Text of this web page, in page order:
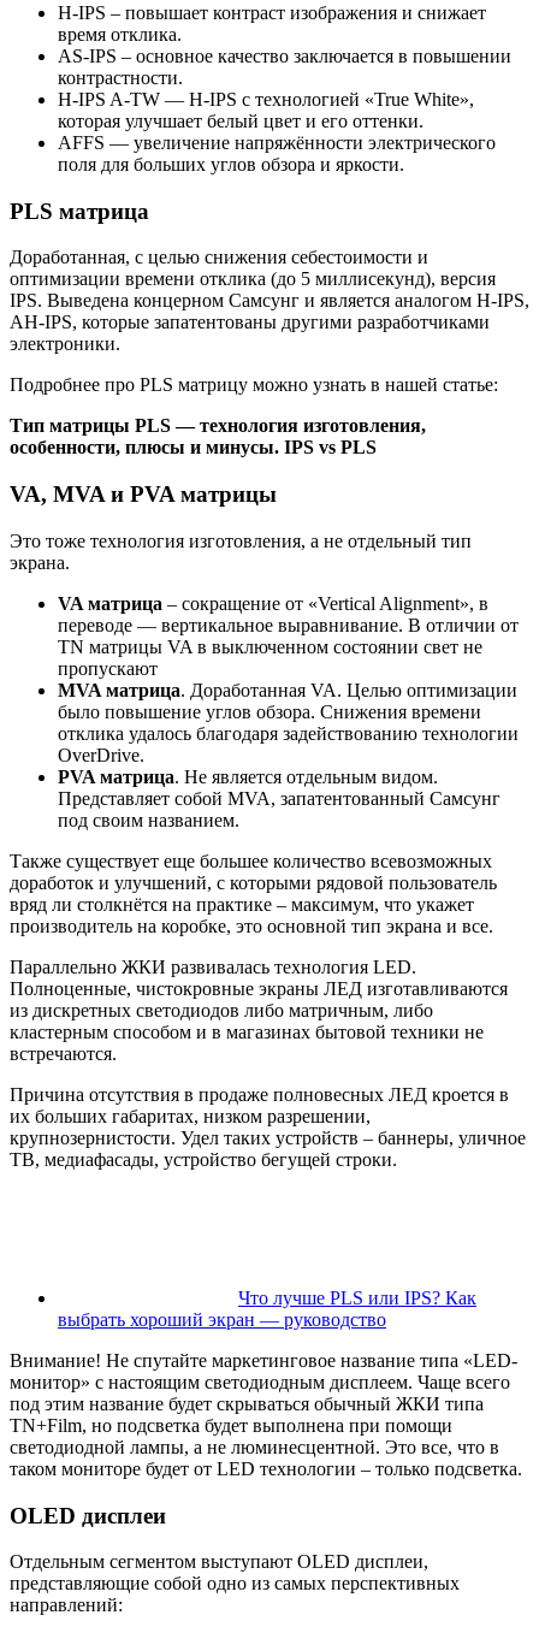
Н-IPS – повышает контраст изображения и снижает
время отклика.
AS-IPS – основное качество заключается в повышении
контрастности.
H-IPS A-TW — H-IPS с технологией «True White»,
которая улучшает белый цвет и его оттенки.
AFFS — увеличение напряжённости электрического
поля для больших углов обзора и яркости.
PLS матрица
Доработанная, с целью снижения себестоимости и
оптимизации времени отклика (до 5 миллисекунд), версия
IPS. Выведена концерном Самсунг и является аналогом Н-IPS,
АН-IPS, которые запатентованы другими разработчиками
электроники.
Подробнее про PLS матрицу можно узнать в нашей статье:
Тип матрицы PLS — технология изготовления,
особенности, плюсы и минусы. IPS vs PLS
VA, MVA и PVA матрицы
Это тоже технология изготовления, а не отдельный тип
экрана.
VA матрица – сокращение от «Vertical Alignment», в
переводе — вертикальное выравнивание. В отличии от
TN матрицы VA в выключенном состоянии свет не
пропускают
MVA матрица. Доработанная VA. Целью оптимизации
было повышение углов обзора. Снижения времени
отклика удалось благодаря задействованию технологии
OverDrive.
PVA матрица. Не является отдельным видом.
Представляет собой MVA, запатентованный Самсунг
под своим названием.
Также существует еще большее количество всевозможных
доработок и улучшений, с которыми рядовой пользователь
вряд ли столкнётся на практике – максимум, что укажет
производитель на коробке, это основной тип экрана и все.
Параллельно ЖКИ развивалась технология LED.
Полноценные, чистокровные экраны ЛЕД изготавливаются
из дискретных светодиодов либо матричным, либо
кластерным способом и в магазинах бытовой техники не
встречаются.
Причина отсутствия в продаже полновесных ЛЕД кроется в
их больших габаритах, низком разрешении,
крупнозернистости. Удел таких устройств – баннеры, уличное
ТВ, медиафасады, устройство бегущей строки.
Что лучше PLS или IPS? Как
выбрать хороший экран — руководство
Внимание! Не спутайте маркетинговое название типа «LED-
монитор» с настоящим светодиодным дисплеем. Чаще всего
под этим название будет скрываться обычный ЖКИ типа
TN+Film, но подсветка будет выполнена при помощи
светодиодной лампы, а не люминесцентной. Это все, что в
таком мониторе будет от LED технологии – только подсветка.
OLED дисплеи
Отдельным сегментом выступают OLED дисплеи,
представляющие собой одно из самых перспективных
направлений: